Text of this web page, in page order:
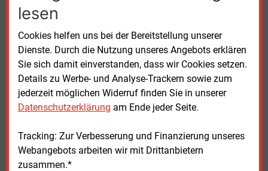
lesen
Cookies helfen uns bei der Bereitstellung unserer
Dienste. Durch die Nutzung unseres Angebots erklären
Sie sich damit einverstanden, dass wir Cookies setzen.
Details zu Werbe- und Analyse-Trackern sowie zum
jederzeit möglichen Widerruf finden Sie in unserer
Datenschutzerklärung am Ende jeder Seite.
Tracking: Zur Verbesserung und Finanzierung unseres
Webangebots arbeiten wir mit Drittanbietern
zusammen.*
Künftig soll ein wachsender Anteil nicht verwendeter
Engpasserlöse aus dem Stromhandel schrittweise in
Projekte fließen, die Netzengpässe zwischen
Mitgliedstaaten verringern.
Darüber hinaus haben die Energieminister eine neue
Kategorie vorrangiger Infrastrukturprojekte
geschaffen, die der Sicherheit und
Widerstandsfähigkeit bestehender Stromnetze dient.
Sie soll unter anderem Investitionen in Maßnahmen
gegen Sabotage sowie physische und Cyberangriffe